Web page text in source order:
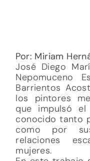
Por: Miriam
José Diego
Nepomuceno
Barrientos
los pintores
que impulsó el
conocido tanto
como por
relaciones
mujeres.